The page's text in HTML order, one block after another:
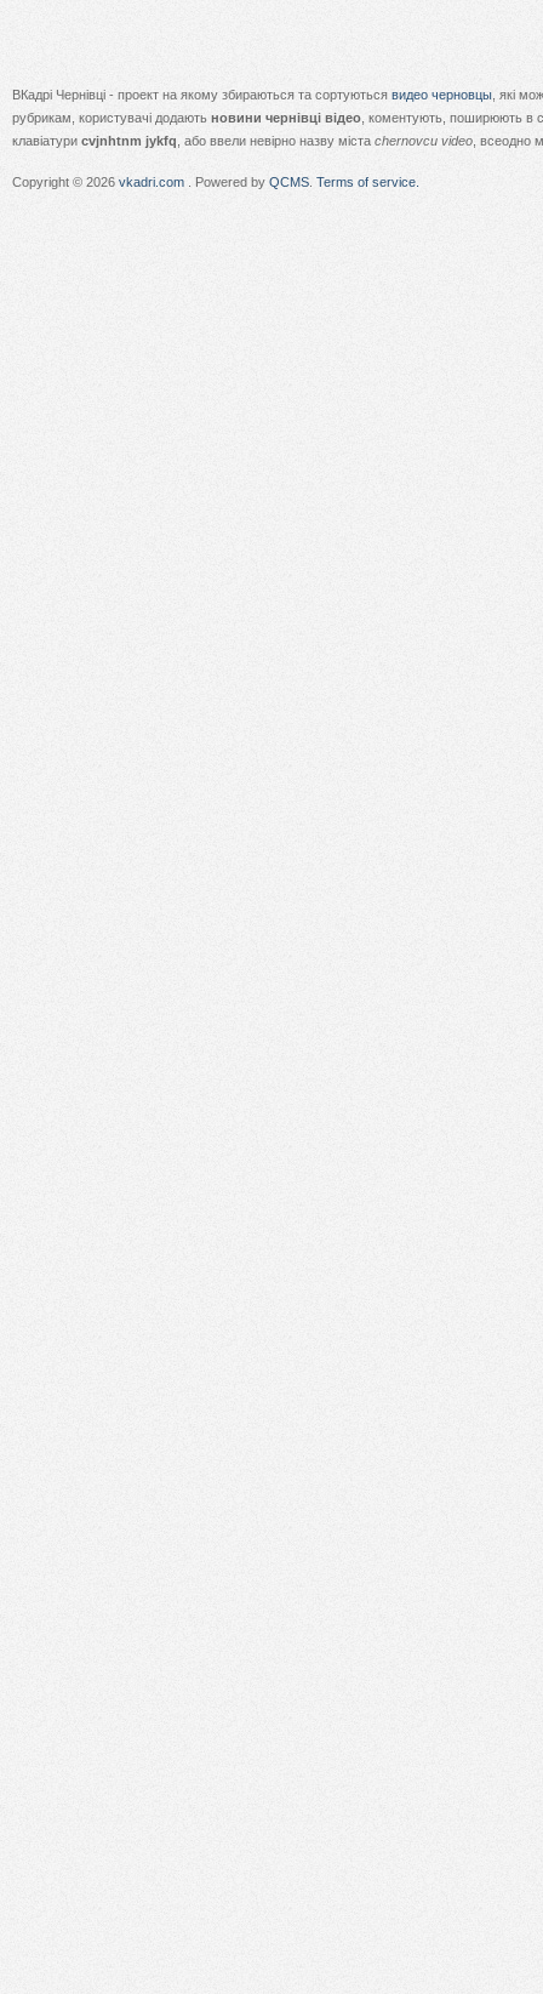
ВКадрі Чернівці - проект на якому збираються та сортуються видео черновцы , які
рубрикам, користувачі додають новини чернівці відео , коментують, поширюють в
клавіатури cvjnhtnm jykfq , або ввели невірно назву міста chernovcu video , всеодно
Copyright © 2026 vkadri.com . Powered by QCMS Terms of service.